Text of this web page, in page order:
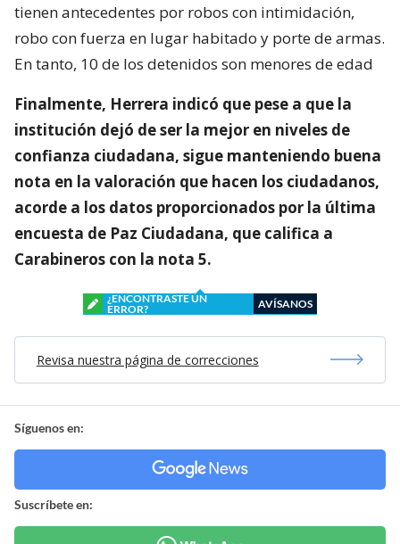
tienen antecedentes por robos con intimidación,
robo con fuerza en lugar habitado y porte de armas.
En tanto, 10 de los detenidos son menores de edad
Finalmente, Herrera indicó que pese a que la
institución dejó de ser la mejor en niveles de
confianza ciudadana, sigue manteniendo buena
nota en la valoración que hacen los ciudadanos,
acorde a los datos proporcionados por la última
encuesta de Paz Ciudadana, que califica a
Carabineros con la nota 5.
¿ENCONTRASTE UN
ERROR?
AVÍSANOS
Revisa nuestra página de correcciones
Síguenos en:
Suscríbete en: